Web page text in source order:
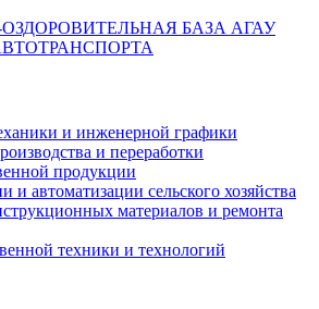
БАЗА АГАУ
и инженерной графики
и переработки
продукции
и автоматизации сельского хозяйства
материалов и ремонта
техники и технологий